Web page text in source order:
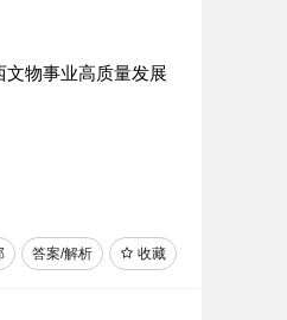
物事业高质量发展
的文化史，五千年
高峰时期的代表作。
收藏
答案/解析